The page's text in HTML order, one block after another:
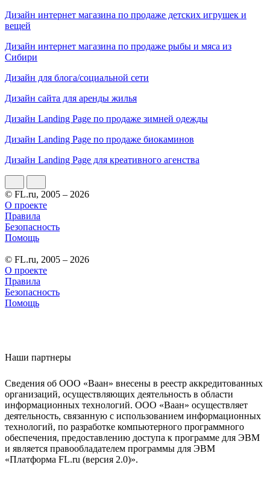
Дизайн интернет магазина по продаже детских игрушек и
вещей
Дизайн интернет магазина по продаже рыбы и мяса из
Сибири
Дизайн для блога/социальной сети
Дизайн сайта для аренды жилья
Дизайн Landing Page по продаже зимней одежды
Дизайн Landing Page по продаже биокаминов
Дизайн Landing Page для креативного агенства
© FL.ru, 2005 – 2026
О проекте
Правила
Безопасность
Помощь
© FL.ru, 2005 – 2026
О проекте
Правила
Безопасность
Помощь
Наши партнеры
Сведения об ООО «Ваан» внесены в реестр аккредитованных
организаций, осуществляющих деятельность в области
информационных технологий. ООО «Ваан» осуществляет
деятельность, связанную с использованием информационных
технологий, по разработке компьютерного программного
обеспечения, предоставлению доступа к программе для ЭВМ
и является правообладателем программы для ЭВМ
«Платформа FL.ru (версия 2.0)».